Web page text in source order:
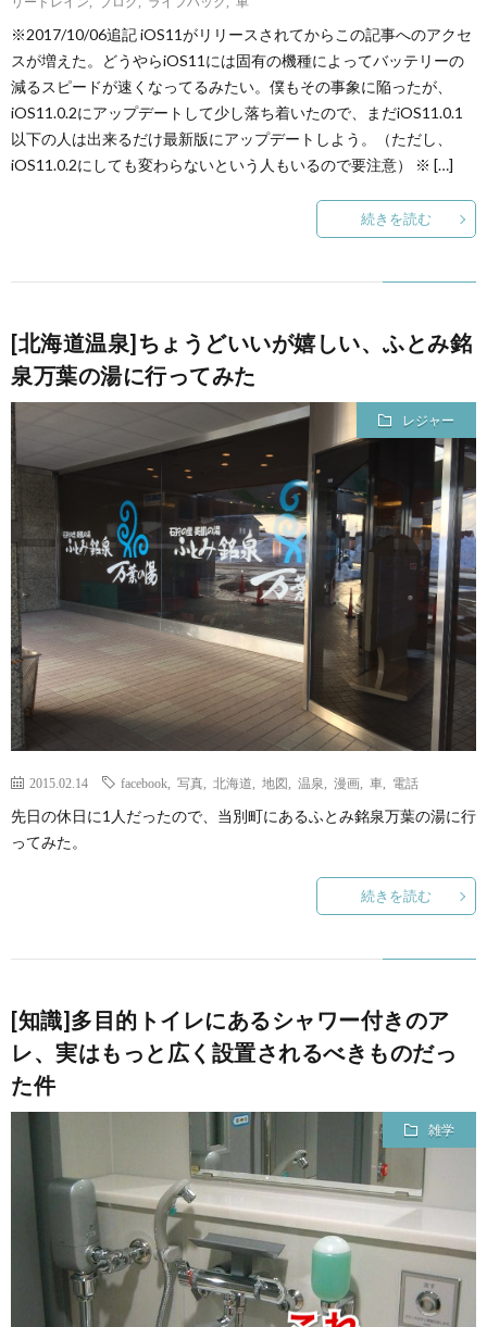
※2017/10/06追記 iOS11がリリースされてからこの記事へのアクセ
スが増えた。どうやらiOS11には固有の機種によってバッテリーの
減るスピードが速くなってるみたい。僕もその事象に陥ったが、
iOS11.0.2にアップデートして少し落ち着いたので、まだiOS11.0.1
以下の人は出来るだけ最新版にアップデートしよう。（ただし、
iOS11.0.2にしても変わらないという人もいるので要注意） ※ […]
続きを読む
[北海道温泉]ちょうどいいが嬉しい、ふとみ銘
泉万葉の湯に行ってみた
レジャー
2015.02.14 facebook 写真 北海道 地図 温泉 漫画 車 電話
先日の休日に1人だったので、当別町にあるふとみ銘泉万葉の湯に行
ってみた。
続きを読む
[知識]多目的トイレにあるシャワー付きのア
レ、実はもっと広く設置されるべきものだっ
た件
雑学